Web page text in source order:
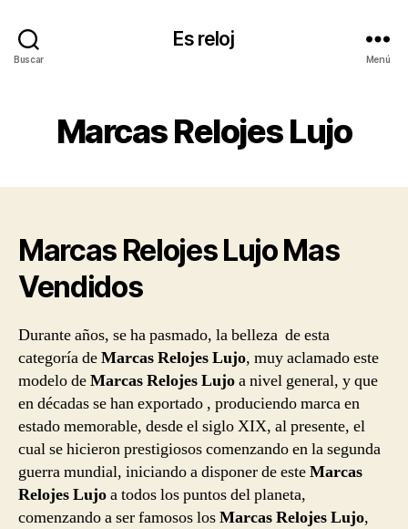
Buscar
Es reloj
Menú
Marcas Relojes Lujo
Marcas Relojes Lujo Mas
Vendidos
Durante años, se ha pasmado, la belleza de esta
categoría deMarcas Relojes Lujo, muy aclamado este
modelo deMarcas Relojes Lujoa nivel general, y que
en décadas se han exportado , produciendo marca en
estado memorable, desde el siglo XIX, al presente, el
cual se hicieron prestigiosos comenzando en la segunda
guerra mundial, iniciando a disponer de esteMarcas
Relojes Lujoa todos los puntos del planeta,
comenzando a ser famosos losMarcas Relojes Lujo,